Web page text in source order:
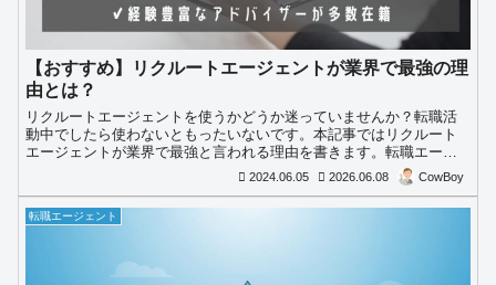
【おすすめ】リクルートエージェントが業界で最強の理
由とは？
リクルートエージェントを使うかどうか迷っていませんか？転職活
動中でしたら使わないともったいないです。本記事ではリクルート
エージェントが業界で最強と言われる理由を書きます。転職エージ
ェントはリクルートエージェントから使い始めるのがスタンダード
2024.06.05 2026.06.08 CowBoy
転職エージェント